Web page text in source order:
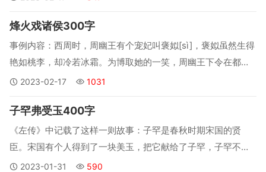
好让父亲有更多的时间休息。...
烽火戏诸侯300字
事例内容：西周时，周幽王有个宠妃叫褒姒[sì]，褒姒虽然生得
艳如桃李，却冷若冰霜。为博取她的一笑，周幽王下令在都城
附近20多座烽火台上点起烽火——烽火是边关报警的信号，只
2023-02-17 1031
子罕弗受玉400字
《左传》中记载了这样一则故事：子罕是春秋时期宋国的贤
臣。宋国有个人得到了一块美玉，把它献给了子罕，子罕不肯
接受。献玉的人说：“我已经拿给玉工看过了，玉工认为它是宝
2023-01-31 590